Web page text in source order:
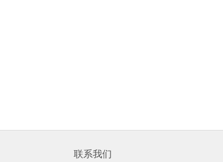
联系我们